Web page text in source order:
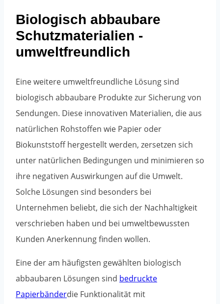
Biologisch abbaubare
Schutzmaterialien -
umweltfreundlich
Eine weitere umweltfreundliche Lösung sind
biologisch abbaubare Produkte zur Sicherung von
Sendungen. Diese innovativen Materialien, die aus
natürlichen Rohstoffen wie Papier oder
Biokunststoff hergestellt werden, zersetzen sich
unter natürlichen Bedingungen und minimieren so
ihre negativen Auswirkungen auf die Umwelt.
Solche Lösungen sind besonders bei
Unternehmen beliebt, die sich der Nachhaltigkeit
verschrieben haben und bei umweltbewussten
Kunden Anerkennung finden wollen.
Eine der am häufigsten gewählten biologisch
abbaubaren Lösungen sind bedruckte
Papierbänderdie Funktionalität mit